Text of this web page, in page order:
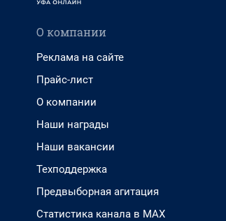
О компании
Реклама на сайте
Прайс-лист
О компании
Наши награды
Наши вакансии
Техподдержка
Предвыборная агитация
Статистика канала в MAX